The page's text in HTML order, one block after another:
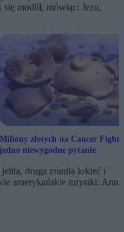
się modlił, mówiąc: Jezu,
Miliony złotych na Cancer
jedno niewygodne pytanie
druga zraniła łokieć i
amerykańskie turystki: Ann